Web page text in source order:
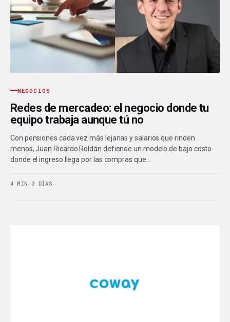
NEGOCIOS
Redes de mercadeo: el negocio donde tu
equipo trabaja aunque tú no
Con pensiones cada vez más lejanas y salarios que rinden
menos, Juan Ricardo Roldán defiende un modelo de bajo costo
donde el ingreso llega por las compras que…
4 MIN · 3 DÍAS